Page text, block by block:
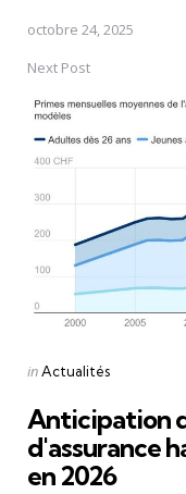
octobre 24, 2025
Next Post
Posted
inActualités
Anticipation
d'assurance
en 2026